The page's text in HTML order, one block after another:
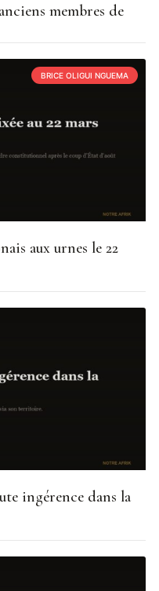
membres de
BRICE OLIGUI NGUEMA
aux urnes le 22
ingérence dans la